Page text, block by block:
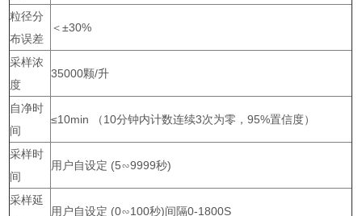
粒径分
布误差
＜±30%
采样浓
度
35000颗/升
自净时
间
≤10min （10分钟内计数连续3次为零，95%置信度）
采样时
间
用户自设定 (5∽9999秒)
采样延
用户自设定 (0∽100秒)间隔0-1800S